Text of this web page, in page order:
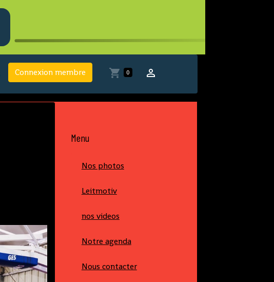
Connexion membre 0
Menu
Nos photos
Leitmotiv
nos videos
Notre agenda
Nous contacter